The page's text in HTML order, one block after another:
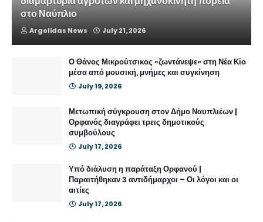
στο Ναύπλιο
Argolidas News July 21, 2026
Ο Θάνος Μικρούτσικος «ζωντάνεψε» στη Νέα Κίο
μέσα από μουσική, μνήμες και συγκίνηση
July 19, 2026
Μετωπική σύγκρουση στον Δήμο Ναυπλιέων |
Ορφανός διαγράφει τρεις δημοτικούς
συμβούλους
July 17, 2026
Υπό διάλυση η παράταξη Ορφανού |
Παραιτήθηκαν 3 αντιδήμαρχοι – Οι λόγοι και οι
αιτίες
July 17, 2026